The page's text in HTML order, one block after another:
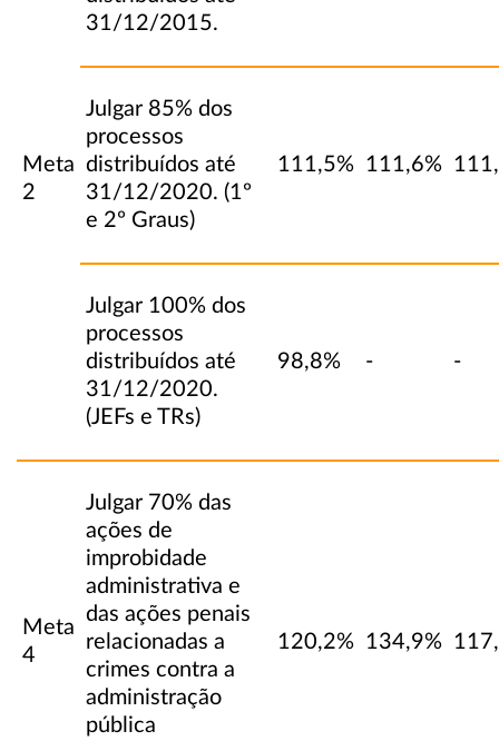
Meta
2
31/12/2015.
Julgar 85% dos
processos
distribuídos até
31/12/2020. (1º
e 2º Graus)
111,5% 111,6%
Julgar 100% dos
processos
distribuídos até
31/12/2020.
(JEFs e TRs)
98,8% - -
Meta
4
Julgar 70% das
ações de
improbidade
administrativa e
das ações penais
relacionadas a
crimes contra a
administração
pública
120,2% 134,9%